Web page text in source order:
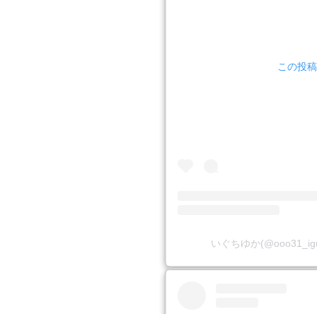
この投
いぐちゆか